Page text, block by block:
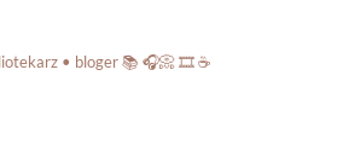
• bloger📚 🎧📀 🎞️ ☕️